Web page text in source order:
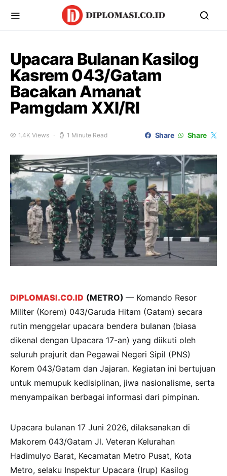
Upacara Bulanan Kasilog
Kasrem 043/Gatam
Bacakan Amanat
Pamgdam XXI/RI
1.4K Views 1 Minute Read Share Share
DIPLOMASI.CO.ID (METRO) — Komando Resor
Militer (Korem) 043/Garuda Hitam (Gatam) secara
rutin menggelar upacara bendera bulanan (biasa
dikenal dengan Upacara 17-an) yang diikuti oleh
seluruh prajurit dan Pegawai Negeri Sipil (PNS)
Korem 043/Gatam dan Jajaran. Kegiatan ini bertujuan
untuk memupuk kedisiplinan, jiwa nasionalisme, serta
menyampaikan berbagai informasi dari pimpinan.
Upacara bulanan 17 Juni 2026, dilaksanakan di
Makorem 043/Gatam Jl. Veteran Kelurahan
Hadimulyo Barat, Kecamatan Metro Pusat, Kota
Metro, selaku Inspektur Upacara (Irup) Kasilog